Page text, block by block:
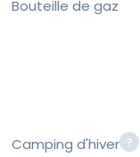
Bouteille de gaz
Camping d'hiver